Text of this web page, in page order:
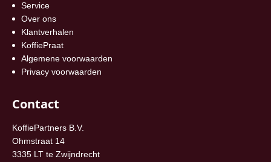
Service
Over ons
Klantverhalen
KoffiePraat
Algemene voorwaarden
Privacy voorwaarden
Contact
KoffiePartners B.V.
Ohmstraat 14
3335 LT te Zwijndrecht